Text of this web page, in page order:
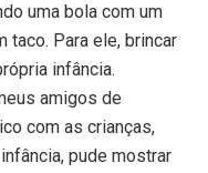
uma bola com um
taco. Para ele, brincar
infância.
amigos de
com as crianças,
pude mostrar